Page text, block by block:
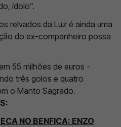
ídolo”.
relvados da Luz é ainda uma
do ex-companheiro possa
55 milhões de euros -
três golos e quatro
o Manto Sagrado.
NO BENFICA: ENZO